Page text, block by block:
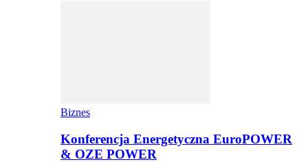
Biznes
Konferencja Energetyczna EuroPOWER
& OZE POWER